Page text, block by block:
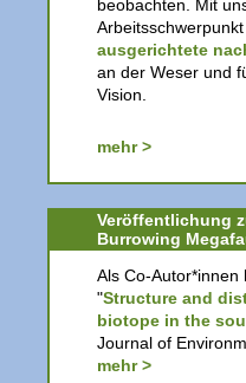
beobachten. Mit
ausgerichtete
an der Weser und
Vision.
mehr >
Veröffentlichung
Burrowing
Als Co-Autor*innen
"Structure and
biotope in the
Journal of
mehr >